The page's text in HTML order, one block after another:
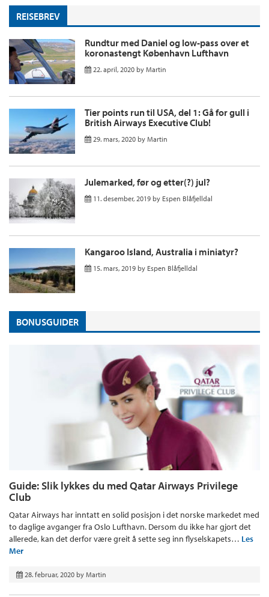
REISEBREV
Rundtur med Daniel og low-pass over et
koronastengt København Lufthavn
22. april, 2020 by Martin
Tier points run til USA, del 1: Gå for gull i
British Airways Executive Club!
29. mars, 2020 by Martin
Julemarked, før og etter(?) jul?
11. desember, 2019 by Espen Blåfjelldal
Kangaroo Island, Australia i miniatyr?
15. mars, 2019 by Espen Blåfjelldal
BONUSGUIDER
Guide: Slik lykkes du med Qatar Airways Privilege
Club
Qatar Airways har inntatt en solid posisjon i det norske markedet med
to daglige avganger fra Oslo Lufthavn. Dersom du ikke har gjort det
allerede, kan det derfor være greit å sette seg inn flyselskapets… Les
Mer
28. februar, 2020 by Martin